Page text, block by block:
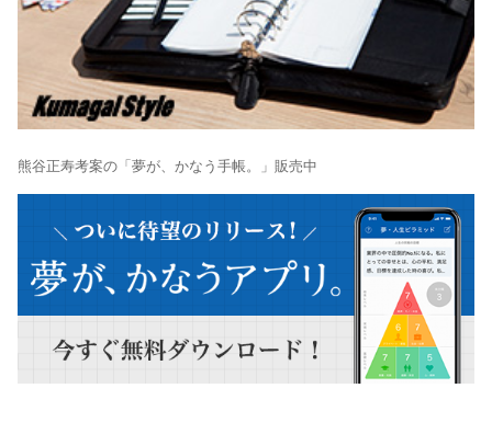
熊谷正寿考案の「夢が、かなう手帳。」販売中